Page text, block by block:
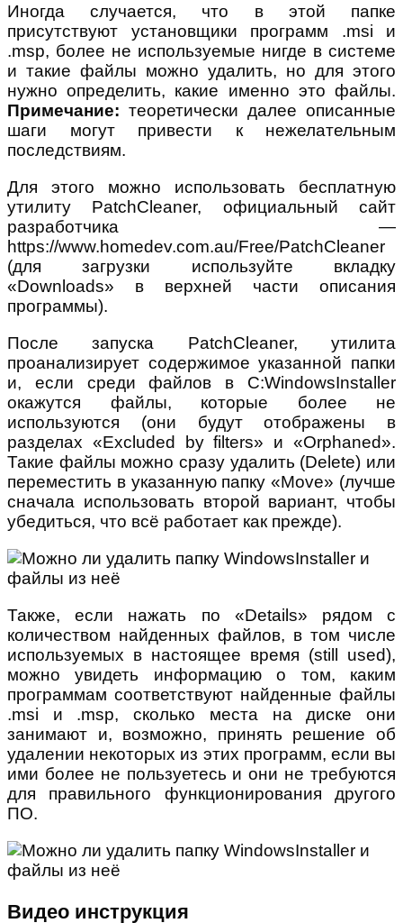
Иногда случается, что в этой папке
присутствуют установщики программ .msi и
.msp, более не используемые нигде в системе
и такие файлы можно удалить, но для этого
нужно определить, какие именно это файлы.
Примечание: теоретически далее описанные
шаги могут привести к нежелательным
последствиям.
Для этого можно использовать бесплатную
утилиту PatchCleaner, официальный сайт
разработчика —
https://www.homedev.com.au/Free/PatchCleaner
(для загрузки используйте вкладку
«Downloads» в верхней части описания
программы).
После запуска PatchCleaner, утилита
проанализирует содержимое указанной папки
и, если среди файлов в C:WindowsInstaller
окажутся файлы, которые более не
используются (они будут отображены в
разделах «Excluded by filters» и «Orphaned».
Такие файлы можно сразу удалить (Delete) или
переместить в указанную папку «Move» (лучше
сначала использовать второй вариант, чтобы
убедиться, что всё работает как прежде).
Также, если нажать по «Details» рядом с
количеством найденных файлов, в том числе
используемых в настоящее время (still used),
можно увидеть информацию о том, каким
программам соответствуют найденные файлы
.msi и .msp, сколько места на диске они
занимают и, возможно, принять решение об
удалении некоторых из этих программ, если вы
ими более не пользуетесь и они не требуются
для правильного функционирования другого
ПО.
Видео инструкция